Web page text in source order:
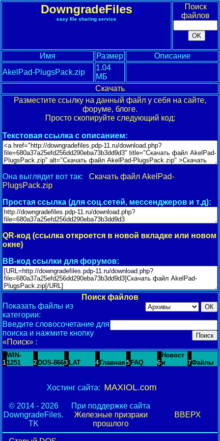
DowngradeFiles
easy file sharing service
Поиск
файлов
Имя Размер
Описание
AkelPad-PlugsPack.zip
1.04
МБ
Скачать
Разместите ссылку на данный файл у себя на сайте,
форуме, блоге.
Просто скопируйте следующий код:
Текстовая ссылка с описанием:
Она выглядит вот так: Скачать файл AkelPad-
PlugsPack.zip
Простая ссылка (для соц.сетей, мессенджеров и т.д):
QR-код (ссылка откроется в новой вкладке или новом
окне)
BB-код ссылки для форумов:
Поиск файлов
Показать файлы из
категории:
Введите словосочетание для
поиска и нажмите кнопку
«Поиск» :
1
WIN-
1251
2 DOS-8663 LAT 4 Главная 5 FAQ 6
Новост
и
7Файлы
Хостинг сайта: MAXIOL.com
© 2014 - 2026
DowngradeFiles.
TK
При поддержке сайта
Железные призраки
прошлого
ВВЕРХ